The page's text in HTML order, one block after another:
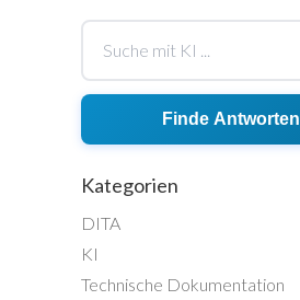
Finde Antworten
Kategorien
DITA
KI
Technische Dokumentation